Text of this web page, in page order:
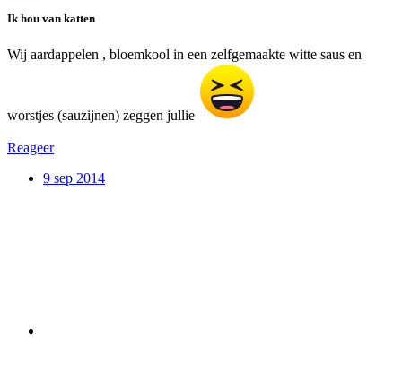
Ik hou van katten
Wij aardappelen , bloemkool in een zelfgemaakte witte saus en
worstjes (sauzijnen) zeggen jullie
Reageer
9 sep 2014